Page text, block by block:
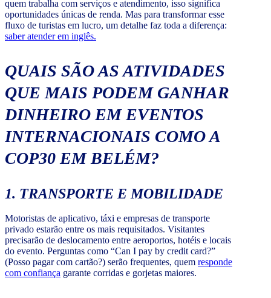
quem trabalha com serviços e atendimento, isso significa
oportunidades únicas de renda. Mas para transformar esse
fluxo de turistas em lucro, um detalhe faz toda a diferença:
saber atender em inglês.
QUAIS SÃO AS ATIVIDADES
QUE MAIS PODEM GANHAR
DINHEIRO EM EVENTOS
INTERNACIONAIS COMO A
COP30 EM BELÉM?
1. TRANSPORTE E MOBILIDADE
Motoristas de aplicativo, táxi e empresas de transporte
privado estarão entre os mais requisitados. Visitantes
precisarão de deslocamento entre aeroportos, hotéis e locais
do evento. Perguntas como “Can I pay by credit card?”
(Posso pagar com cartão?) serão frequentes, quem responde
com confiança garante corridas e gorjetas maiores.